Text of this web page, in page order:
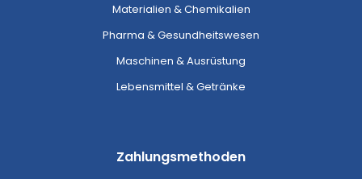
Materialien & Chemikalien
Pharma & Gesundheitswesen
Maschinen & Ausrüstung
Lebensmittel & Getränke
Zahlungsmethoden